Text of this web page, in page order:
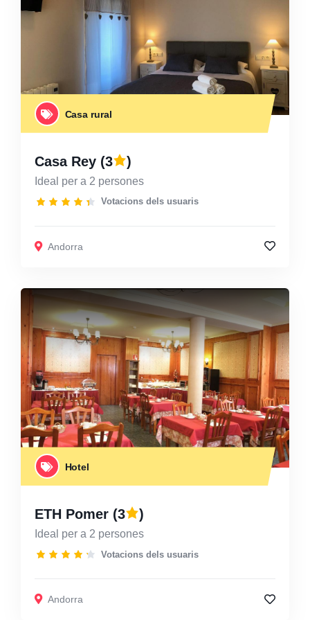
Casa rural
Casa Rey (3 )
Ideal per a 2 persones
Votacions dels usuaris
Andorra
Hotel
ETH Pomer (3 )
Ideal per a 2 persones
Votacions dels usuaris
Andorra